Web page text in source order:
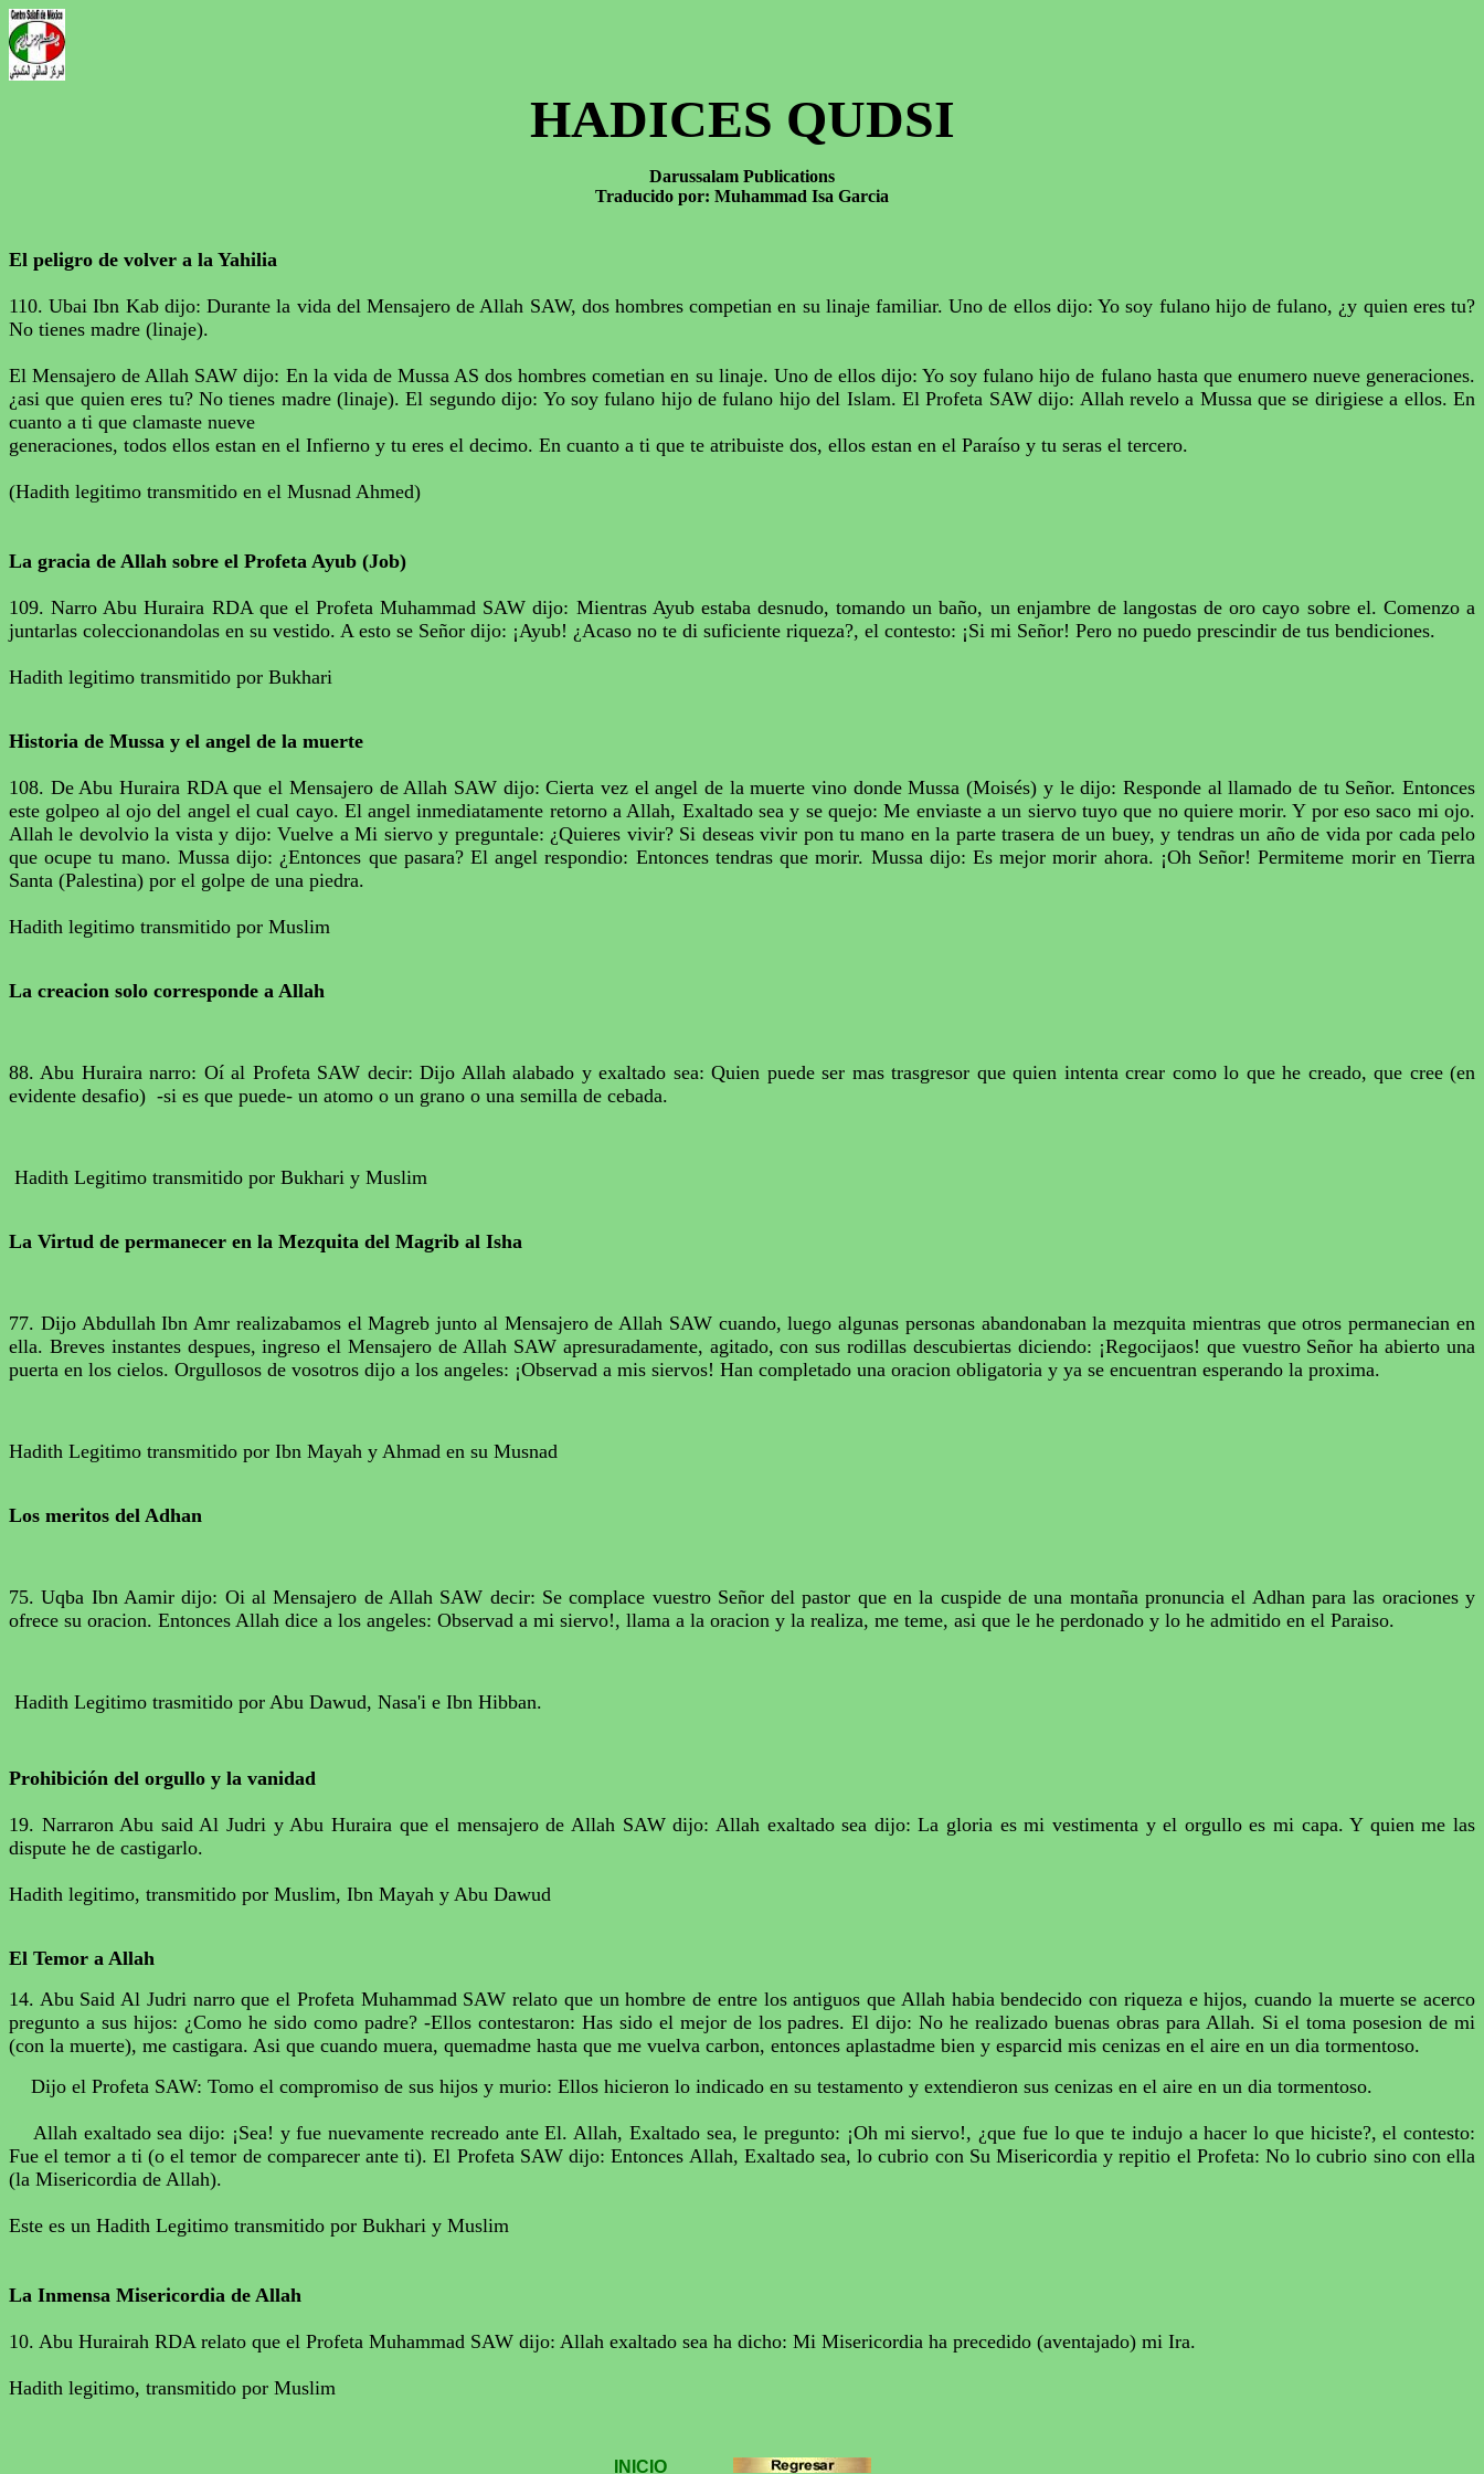
HADICES QUDSI
Darussalam Publications
Traducido por: Muhammad Isa Garcia
El peligro de volver a la Yahilia
110.Ubai Ibn Kabdijo: Durante la vida del Mensajero deAllah SAW, dos hombrescompetian en su linaje familiar. Uno de ellos dijo: Yo soy fulano hijo de fulano, ¿y quien erestu?
No tienes madre (linaje).
El Mensajero deAllah SAW dijo: En la vida de MussaAS dos hombrescometian en su linaje. Uno de ellos dijo: Yo soy fulano hijo de fulano hasta que enumero nueve generaciones.
¿asi que quien eres tu? No tienes madre (linaje). El segundo dijo: Yo soy fulano hijo de fulano hijo del Islam. El Profeta SAW dijo: Allah revelo a Mussaque se dirigiese a ellos. En
cuanto a ti que clamaste nueve
generaciones, todos ellos estan en el Infierno y tu eres el decimo. En cuanto a ti que te atribuiste dos, ellos estan en el Paraíso y tu seras el tercero.
(Hadith legitimo transmitido en el Musnad Ahmed)
La gracia de Allah sobre el Profeta Ayub (Job)
109. NarroAbu Huraira RDA que el ProfetaMuhammad SAW dijo: Mientras Ayubestaba desnudo, tomando un baño, un enjambre de langostas de oro cayo sobre el. Comenzoa
juntarlas coleccionandolas en su vestido. A esto se Señor dijo: ¡Ayub! ¿Acaso no te di suficiente riqueza?, el contesto: ¡Si mi Señor! Pero no puedo prescindir de tus bendiciones.
Hadith legitimo transmitido por Bukhari
Historia de Mussa y el angel de la muerte
108. DeAbu Huraira RDA que el Mensajero deAllah SAW dijo: Cierta vez elangel de la muerte vino dondeMussa (Moisés) y le dijo: Responde al llamado de tu Señor. Entonces
este golpeo al ojo del angelel cual cayo. Elangel inmediatamente retorno aAllah, Exaltado sea y se quejo: Me enviaste a un siervo tuyo que no quiere morir. Y por eso saco mi ojo.
Allah le devolviola vista y dijo: Vuelve a Mi siervo y preguntale: ¿Quieres vivir? Si deseas vivir pon tu mano en la parte trasera de un buey, y tendrasun año de vida por cada pelo
que ocupe tu mano. Mussadijo: ¿Entonces que pasara? Elangel respondio: Entonces tendrasque morir. Mussadijo: Es mejor morir ahora. ¡OhSeñor!Permiteme morir en Tierra
Santa (Palestina) por el golpe de una piedra.
Hadith legitimo transmitido por Muslim
La creacion solo corresponde a Allah
88. Abu Huraira narro: Oí al Profeta SAW decir: Dijo Allah alabado y exaltado sea: Quien puede ser mas trasgresor que quien intenta crear como lo que he creado, que cree (en
evidente desafio) -si es que puede- un atomo o un grano o una semilla de cebada.
Hadith Legitimo transmitido por Bukhari y Muslim
La Virtud de permanecer en la Mezquita del Magrib al Isha
77. Dijo Abdullah Ibn Amr realizabamos el Magreb junto al Mensajero de Allah SAW cuando, luego algunas personas abandonaban la mezquita mientras que otros permanecian en
ella. Breves instantes despues, ingreso el Mensajero de Allah SAW apresuradamente, agitado, con sus rodillas descubiertas diciendo: ¡Regocijaos! que vuestro Señor ha abierto una
puerta en los cielos. Orgullosos de vosotros dijo a los angeles: ¡Observad a mis siervos! Han completado una oracion obligatoria y ya se encuentran esperando la proxima.
Hadith Legitimo transmitido por Ibn Mayah y Ahmad en su Musnad
Los meritos del Adhan
75. Uqba Ibn Aamir dijo: Oi al Mensajero de Allah SAW decir: Se complace vuestro Señor del pastor que en la cuspide de una montaña pronuncia el Adhan para las oraciones y
ofrece su oracion. Entonces Allah dice a los angeles: Observad a mi siervo!, llama a la oracion y la realiza, me teme, asi que le he perdonado y lo he admitido en el Paraiso.
Hadith Legitimo trasmitido por Abu Dawud, Nasa'i e Ibn Hibban.
Prohibición del orgullo y la vanidad
19. NarraronAbu saidAlJudri yAbu Huraira que el mensajero deAllah SAW dijo: Allahexaltado sea dijo: La gloria es mi vestimenta y el orgullo es mi capa. Y quien me las
dispute he de castigarlo.
Hadith legitimo, transmitido por Muslim, Ibn Mayah y Abu Dawud
El Temor a Allah
14. AbuSaid Al Judrinarro que el Profeta MuhammadSAW relato que un hombre de entre los antiguos que Allah habiabendecido con riqueza e hijos, cuando la muerte se acerco
pregunto a sus hijos: ¿Como he sido como padre? -Ellos contestaron: Has sido el mejor de los padres. El dijo: No he realizado buenas obras paraAllah. Si el tomaposesion de mi
(con la muerte), me castigara. Asi que cuando muera, quemadme hasta que me vuelva carbon, entonces aplastadme bien y esparcid mis cenizas en el aire en un dia tormentoso.
Dijo el Profeta SAW: Tomo el compromiso de sus hijos y murio: Ellos hicieron lo indicado en su testamento y extendieron sus cenizas en el aire en un dia tormentoso.
Allahexaltado sea dijo: ¡Sea! y fue nuevamente recreado ante El.Allah, Exaltado sea, le pregunto: ¡Ohmi siervo!, ¿que fue lo que te indujo a hacer lo que hiciste?, el contesto:
Fue el temor a ti (o el temor de comparecer ante ti). El Profeta SAW dijo: Entonces Allah, Exaltado sea, locubrio con Su Misericordia yrepitio el Profeta: No locubrio sino con ella
(la Misericordia de Allah).
Este es un Hadith Legitimo transmitido por Bukhari y Muslim
La Inmensa Misericordia de Allah
10. Abu Hurairah RDA relato que el Profeta Muhammad SAW dijo: Allah exaltado sea ha dicho: Mi Misericordia ha precedido (aventajado) mi Ira.
Hadith legitimo, transmitido por Muslim
INICIO